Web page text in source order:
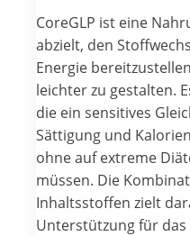
CoreGLP ist eine
abzielt, den
Energie
leichter zu gestalten.
die ein sensitives
Sättigung und
ohne auf extreme
müssen. Die
Inhaltsstoffen zielt
Unterstützung für